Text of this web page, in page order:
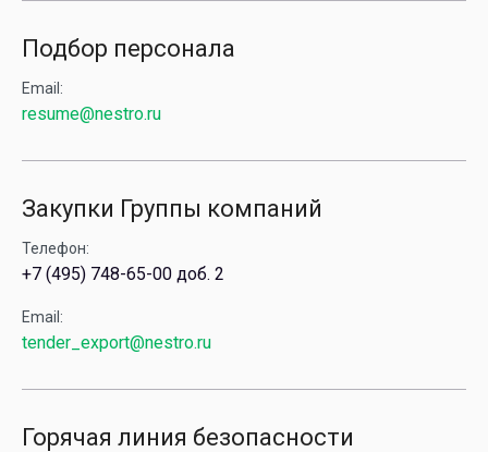
Подбор персонала
Email:
resume@nestro.ru
Закупки Группы компаний
Телефон:
+7 (495) 748-65-00 доб. 2
Email:
tender_export@nestro.ru
Горячая линия безопасности